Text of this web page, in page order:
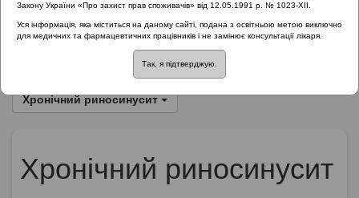
Назва:
EPOS Європейський погоджувальний документ з
риносинуситу та назальних поліпів, 2012
Хронічний риносинусит
Хронічний риносинусит
Закону України «Про захист прав споживачів» від 12.05.1991 р. № 1023-XII.
Уся інформація, яка міститься на даному сайті, подана з освітньою метою виключно
для медичних та фармацевтичних працівників і не замінює консультації лікаря.
Так, я підтверджую.